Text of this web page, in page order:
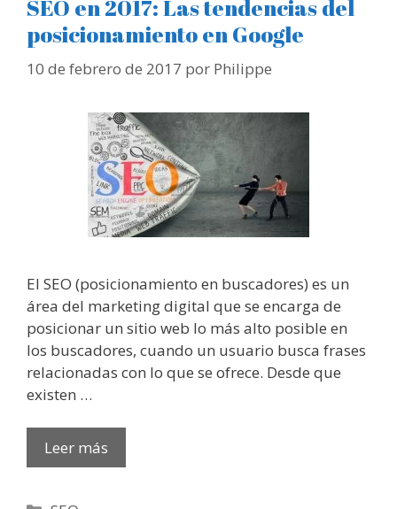
SEO en 2017: Las tendencias del
posicionamiento en Google
10 de febrero de 2017 por Philippe
El SEO (posicionamiento en buscadores) es un
área del marketing digital que se encarga de
posicionar un sitio web lo más alto posible en
los buscadores, cuando un usuario busca frases
relacionadas con lo que se ofrece. Desde que
existen …
Leer más